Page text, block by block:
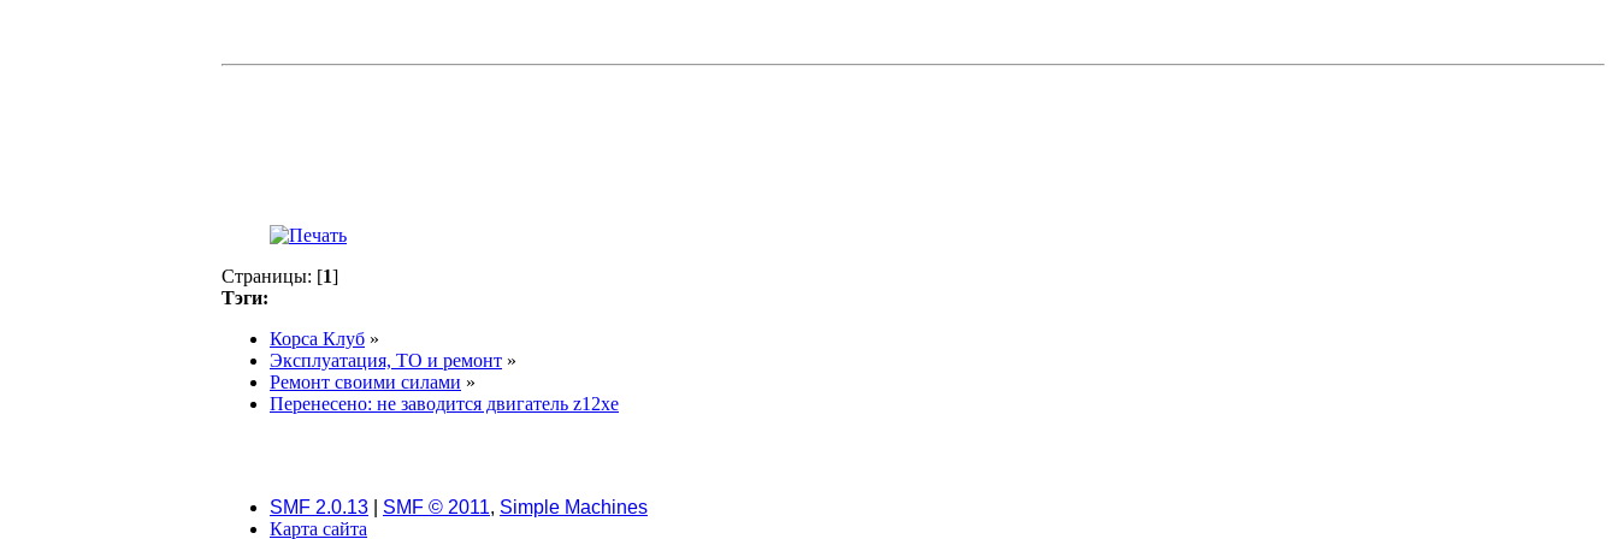
Страницы: [1]
Тэги:
Корса Клуб »
Эксплуатация, ТО и ремонт »
Ремонт своими силами »
Перенесено: не заводится двигатель z12xe
SMF 2.0.13 SMF © 2011, Simple Machines
Карта сайта